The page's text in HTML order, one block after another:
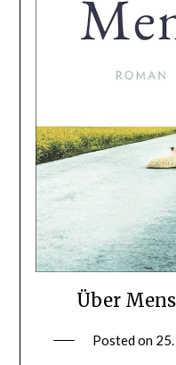
Über
Posted on